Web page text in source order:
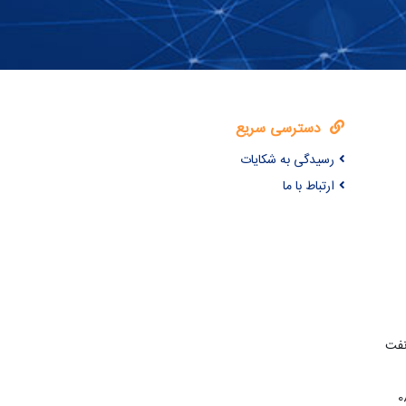
دسترسی سریع
رسیدگی به شکایات
ارتباط با ما